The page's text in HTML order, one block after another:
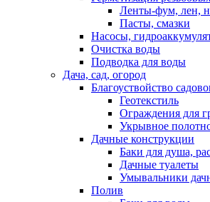
Ленты-фум, лен,
Пасты, смазки
Насосы,
Очистка воды
Подводка для воды
Дача, сад, огород
Благоуствойство
Геотекстиль
Ограждения для
Укрывное
Дачные конструкции
Баки для душа,
Дачные туалеты
Умывальники
Полив